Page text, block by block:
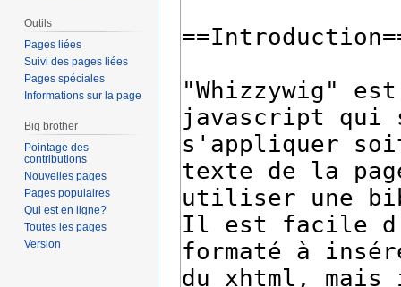
Outils
Pages liées
Suivi des pages liées
Pages spéciales
Informations sur la page
Big brother
Pointage des
contributions
Nouvelles pages
Pages populaires
Qui est en ligne?
Toutes les pages
Version